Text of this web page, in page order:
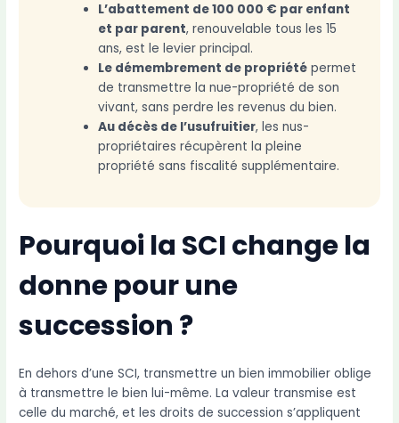
L’abattement de 100 000 € par enfant
et par parent, renouvelable tous les 15
ans, est le levier principal.
Le démembrement de propriétépermet
de transmettre la nue-propriété de son
vivant, sans perdre les revenus du bien.
Au décès de l’usufruitier, les nus-
propriétaires récupèrent la pleine
propriété sans fiscalité supplémentaire.
Pourquoi la SCI change la
donne pour une
succession ?
En dehors d’une SCI, transmettre un bien immobilier oblige
à transmettre le bien lui-même. La valeur transmise est
celle du marché, et les droits de succession s’appliquent